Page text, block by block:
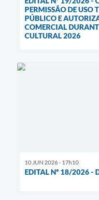
PERMISSÃO DE USO
PÚBLICO E
COMERCIAL
CULTURAL 2026
10 JUN 2026 - 17h10
EDITAL Nº 18/2026 -